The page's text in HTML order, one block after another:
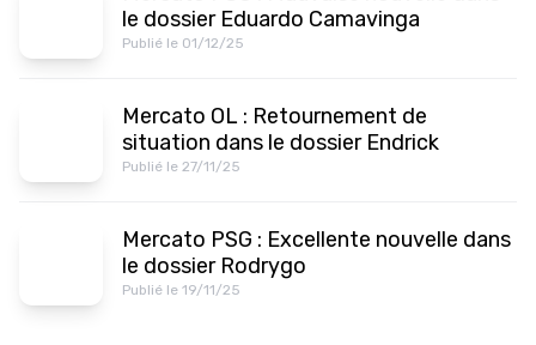
le dossier Eduardo Camavinga
Publié le 01/12/25
Mercato OL : Retournement de
situation dans le dossier Endrick
Publié le 27/11/25
Mercato PSG : Excellente nouvelle dans
le dossier Rodrygo
Publié le 19/11/25